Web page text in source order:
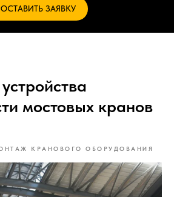
ОСТАВИТЬ ЗАЯВКУ
мостовых кранов
КРАНОВОГО ОБОРУДОВАНИЯ